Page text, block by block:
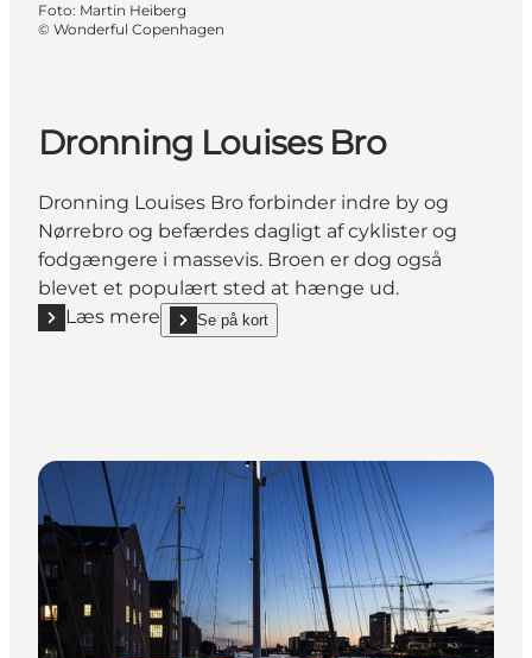
Foto: Martin Heiberg
© Wonderful Copenhagen
Dronning Louises Bro
Dronning Louises Bro forbinder indre by og
Nørrebro og befærdes dagligt af cyklister og
fodgængere i massevis. Broen er dog også
blevet et populært sted at hænge ud.
Læs mere
Læs mere "Dronning Louises Bro"
Se på kort
show Dronning Louises Bro on_map